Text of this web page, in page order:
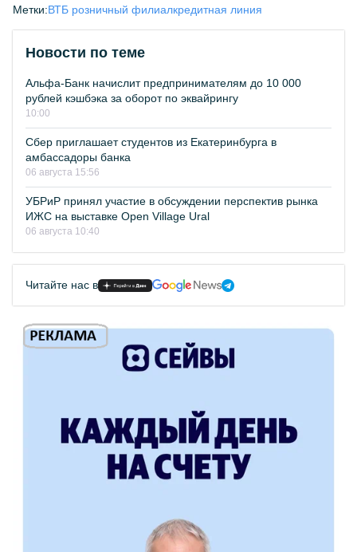
Метки:ВТБ розничный филиалкредитная линия
Новости по теме
Альфа-Банк начислит предпринимателям до 10 000
рублей кэшбэка за оборот по эквайрингу
10:00
Сбер приглашает студентов из Екатеринбурга в
амбассадоры банка
06 августа 15:56
УБРиР принял участие в обсуждении перспектив рынка
ИЖС на выставке Open Village Ural
06 августа 10:40
Читайте нас в